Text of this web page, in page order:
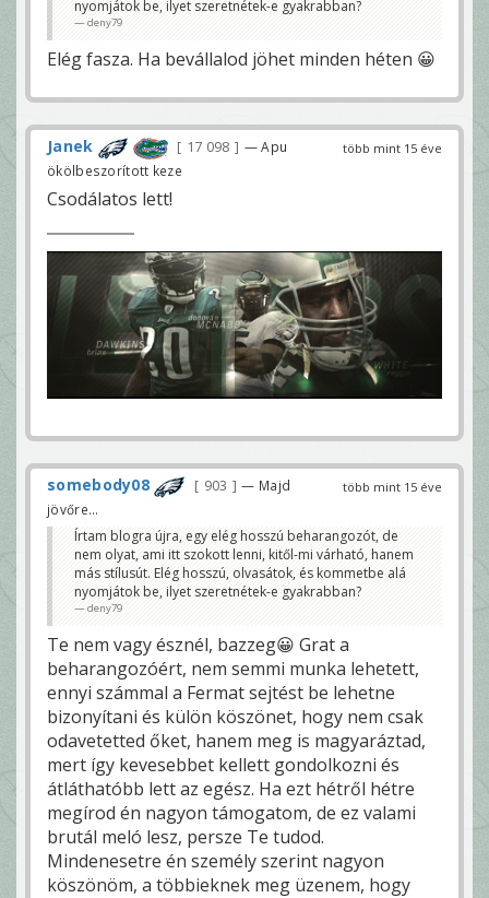
nyomjátok be, ilyet szeretnétek-e gyakrabban?
deny79
Elég fasza. Ha bevállalod jöhet minden héten 😀
több mint 15 éve
Janek 17 098
— Apu
ökölbeszorított keze
Csodálatos lett!
több mint 15 éve
somebody08 903
— Majd
jövőre...
Írtam blogra újra, egy elég hosszú beharangozót, de
nem olyat, ami itt szokott lenni, kitől-mi várható, hanem
más stílusút. Elég hosszú, olvasátok, és kommetbe alá
nyomjátok be, ilyet szeretnétek-e gyakrabban?
deny79
Te nem vagy észnél, bazzeg😀 Grat a
beharangozóért, nem semmi munka lehetett,
ennyi számmal a Fermat sejtést be lehetne
bizonyítani és külön köszönet, hogy nem csak
odavetetted őket, hanem meg is magyaráztad,
mert így kevesebbet kellett gondolkozni és
átláthatóbb lett az egész. Ha ezt hétről hétre
megírod én nagyon támogatom, de ez valami
brutál meló lesz, persze Te tudod.
Mindenesetre én személy szerint nagyon
köszönöm, a többieknek meg üzenem, hogy